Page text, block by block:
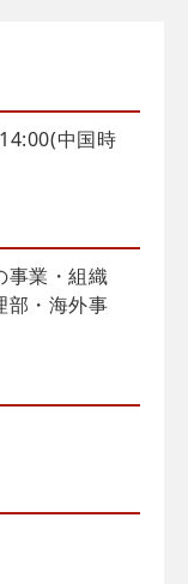
中国時
事業・組織
部・海外事